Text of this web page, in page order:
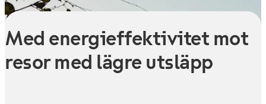
Med energieffektivitet mot
resor med lägre utsläpp